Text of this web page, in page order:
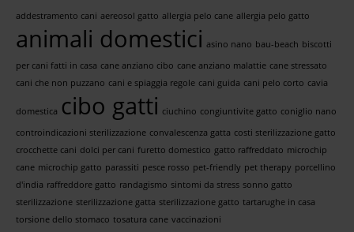
addestramento cani aereosol gatto allergia pelo cane allergia pelo gatto
animali domestici asino nano bau-beach biscotti
per cani fatti in casa cane anziano cibo cane anziano malattie cane stressato
cani che non puzzano cani e spiaggia regole cani guida cani pelo corto cavia
domestica cibo gatti ciuchino congiuntivite gatto coniglio nano
controindicazioni sterilizzazione convalescenza gatta costi sterilizzazione gatto
crocchette cani dolci per cani furetto domestico gatto raffreddato microchip
cane microchip gatto parassiti pesce rosso pet-friendly pet therapy porcellino
d'india raffreddore gatto randagismo sintomi da stress sonno gatto
sterilizzazione sterilizzazione gatta sterilizzazione gatto tartarughe in casa
torsione dello stomaco tosatura cane vaccinazioni